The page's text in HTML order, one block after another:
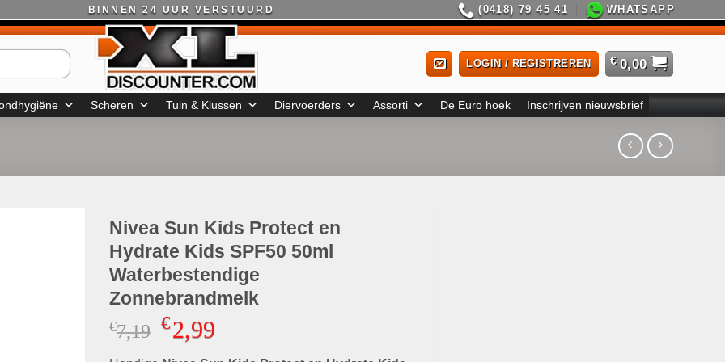
BINNEN 24 UUR VERSTUURD (0418) 79 45 41 WHATSAPP
LOGIN / REGISTREREN € 0,00
Scheren Tuin & Klussen Diervoerders Assorti De Euro hoek Inschrijven nieuwsbrief
Nivea Sun Kids Protect en
Hydrate Kids SPF50 50ml
Waterbestendige
Zonnebrandmelk
€7,19 Oorspronkelijke
prijs
€2,99Huidige